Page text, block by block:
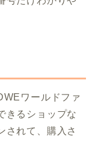
ワールドファ
きるショップな
されて、購入さ